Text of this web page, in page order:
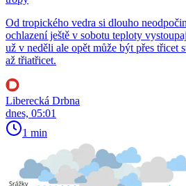
Od tropického vedra si dlouho
ochlazení ještě v sobotu teploty
už v neděli ale opět může být přes třicet
až třiatřicet.
Liberecká Drbna
dnes, 05:01
1 min